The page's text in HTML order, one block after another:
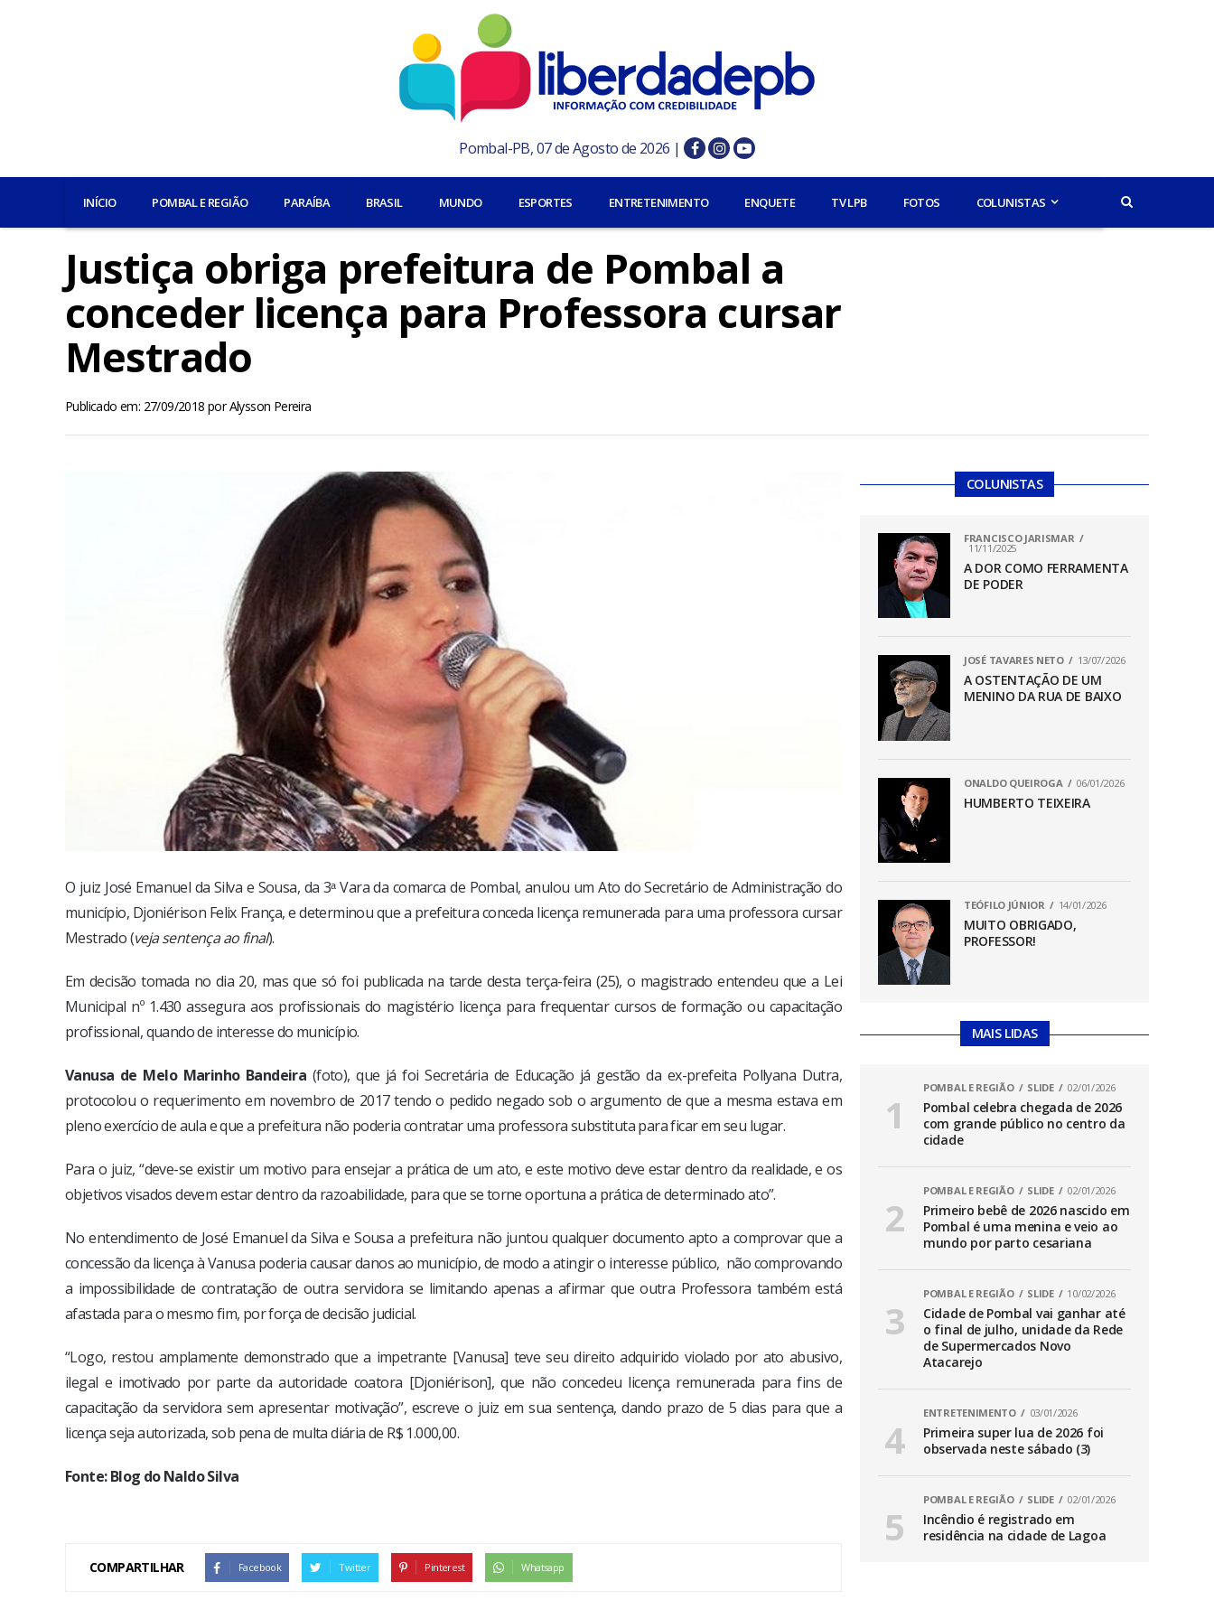
Pombal-PB, 07 de Agosto de 2026 |
INÍCIO POMBAL E REGIÃO PARAÍBA BRASIL MUNDO ESPORTES ENTRETENIMENTO ENQUETE TV LPB FOTOS COLUNISTAS
Justiça obriga prefeitura de Pombal a
conceder licença para Professora cursar
Mestrado
Publicado em: 27/09/2018 porAlysson Pereira
O juiz José Emanuel da Silva e Sousa, da 3ᵃ Vara da comarca de Pombal, anulou um Ato do Secretário de Administração do
município, Djoniérison Felix França, e determinou que a prefeitura conceda licença remunerada para uma professora cursar
Mestrado (veja sentença ao final).
Em decisão tomada no dia 20, mas que só foi publicada na tarde desta terça-feira (25), o magistrado entendeu que a Lei
Municipal nº 1.430 assegura aos profissionais do magistério licença para frequentar cursos de formação ou capacitação
profissional, quando de interesse do município.
Vanusa de Melo Marinho Bandeira (foto), que já foi Secretária de Educação já gestão da ex-prefeita Pollyana Dutra,
protocolou o requerimento em novembro de 2017 tendo o pedido negado sob o argumento de que a mesma estava em
pleno exercício de aula e que a prefeitura não poderia contratar uma professora substituta para ficar em seu lugar.
Para o juiz, “deve-se existir um motivo para ensejar a prática de um ato, e este motivo deve estar dentro da realidade, e os
objetivos visados devem estar dentro da razoabilidade, para que se torne oportuna a prática de determinado ato”.
No entendimento de José Emanuel da Silva e Sousa a prefeitura não juntou qualquer documento apto a comprovar que a
concessão da licença à Vanusa poderia causar danos ao município, de modo a atingir o interesse público, não comprovando
a impossibilidade de contratação de outra servidora se limitando apenas a afirmar que outra Professora também está
afastada para o mesmo fim, por força de decisão judicial.
“Logo, restou amplamente demonstrado que a impetrante [Vanusa] teve seu direito adquirido violado por ato abusivo,
ilegal e imotivado por parte da autoridade coatora [Djoniérison], que não concedeu licença remunerada para fins de
capacitação da servidora sem apresentar motivação”, escreve o juiz em sua sentença, dando prazo de 5 dias para que a
licença seja autorizada, sob pena de multa diária de R$ 1.000,00.
Fonte: Blog do Naldo Silva
COMPARTILHAR Facebook Twitter Pinterest Whatsapp
COLUNISTAS
FRANCISCO JARISMAR
11/11/2025
A DOR COMO FERRAMENTA
DE PODER
JOSÉ TAVARES NETO 13/07/2026
A OSTENTAÇÃO DE UM
MENINO DA RUA DE BAIXO
ONALDO QUEIROGA 06/01/2026
HUMBERTO TEIXEIRA
TEÓFILO JÚNIOR 14/01/2026
MUITO OBRIGADO,
PROFESSOR!
MAIS LIDAS
POMBAL E REGIÃO SLIDE 02/01/2026
Pombal celebra chegada de 2026
com grande público no centro da
cidade
POMBAL E REGIÃO SLIDE 02/01/2026
Primeiro bebê de 2026 nascido em
Pombal é uma menina e veio ao
mundo por parto cesariana
POMBAL E REGIÃO SLIDE 10/02/2026
Cidade de Pombal vai ganhar até
o final de julho, unidade da Rede
de Supermercados Novo
Atacarejo
ENTRETENIMENTO 03/01/2026
Primeira super lua de 2026 foi
observada neste sábado (3)
POMBAL E REGIÃO SLIDE 02/01/2026
Incêndio é registrado em
residência na cidade de Lagoa